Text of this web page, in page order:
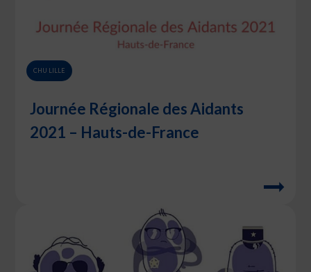
CHU LILLE
Journée Régionale des Aidants
2021 – Hauts-de-France